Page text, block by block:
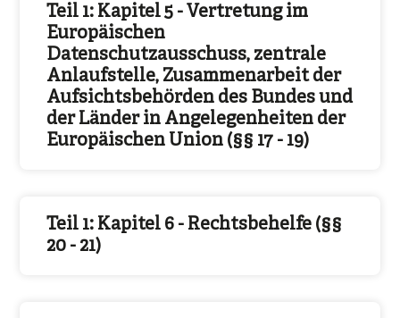
Teil 1: Kapitel 5 - Vertretung im
Europäischen
Datenschutzausschuss, zentrale
Anlaufstelle, Zusammenarbeit der
Aufsichtsbehörden des Bundes und
der Länder in Angelegenheiten der
Europäischen Union (§§ 17 - 19)
Teil 1: Kapitel 6 - Rechtsbehelfe (§§
20 - 21)